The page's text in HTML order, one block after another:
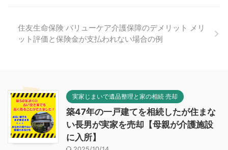
住友生命保険 バリューケア介護保障のデメリット メリ
ット評価と保険金が支払われない場合の例
実家じまいで遺品整理と家の相続 売却
築47年の一戸建てを相続したが住まな
い長男が実家を売却【母親が介護施設
に入所】